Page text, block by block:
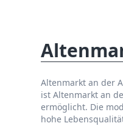
Altenmarkt an der
ist Altenmarkt an
ermöglicht. Die
hohe